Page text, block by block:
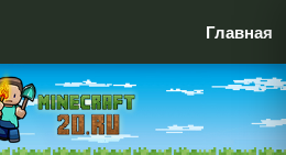
Главная